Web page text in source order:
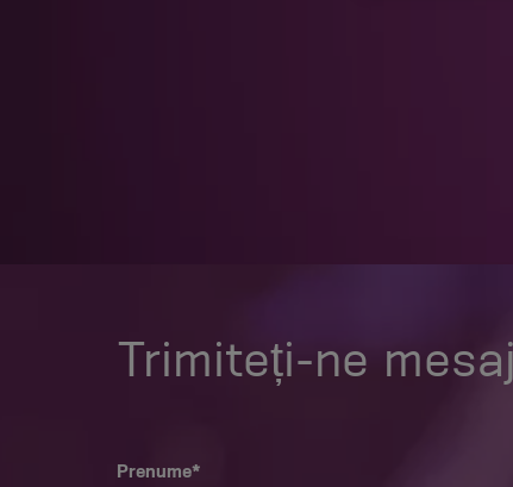
Trimiteți-ne
Prenume*